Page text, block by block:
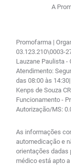
A
Promofarma |
03.123.210\0003-
Lauzane Paulista -
Atendimento:
das 08:00 às
Kenps de Souza
Funcionamento -
Autorização/MS:
As informações
automedicação e
orientações dadas
médico está apto